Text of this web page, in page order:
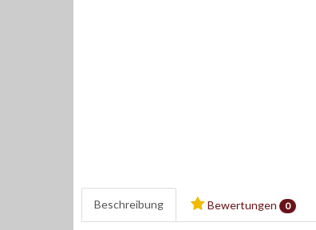
Beschreibung Bewertungen 0